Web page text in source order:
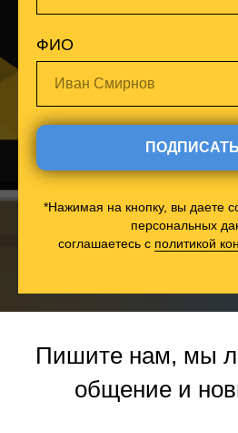
ФИО
Иван Смирнов
*Нажимая на кнопку, вы даете
персональных
соглашаетесь c политикой
Пишите нам, мы
общение и